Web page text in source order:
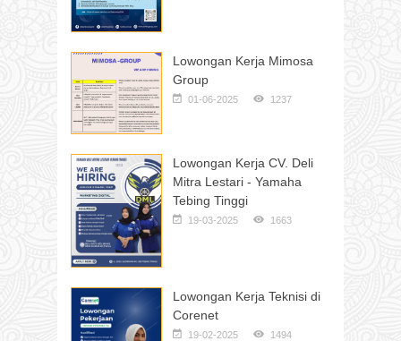
Lowongan Kerja Mimosa
Group
01-06-2025 1237
Lowongan Kerja CV. Deli
Mitra Lestari - Yamaha
Tebing Tinggi
19-03-2025 1663
Lowongan Kerja Teknisi di
Corenet
19-02-2025 1494